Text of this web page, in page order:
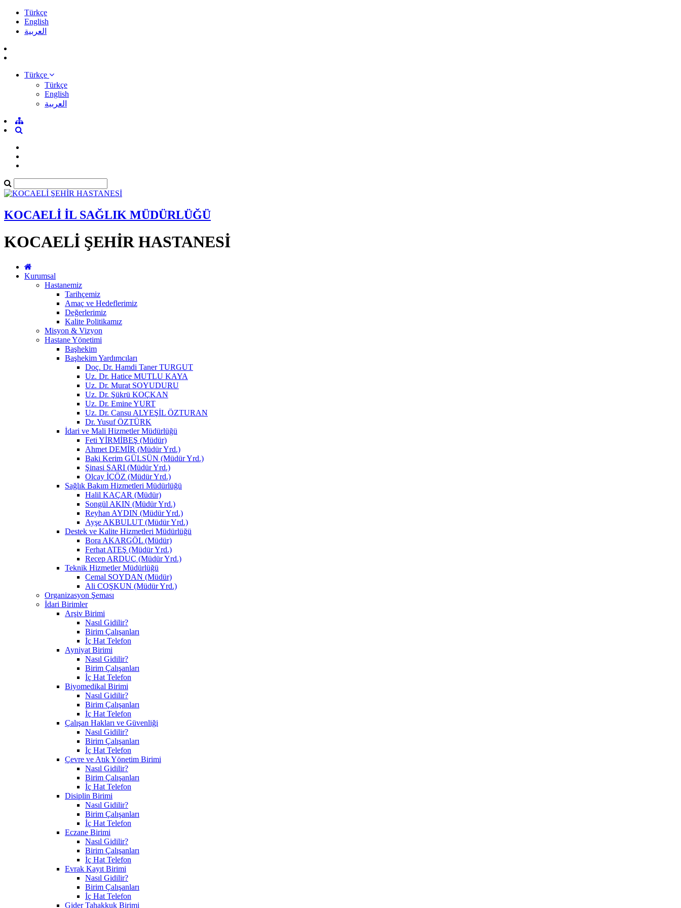
Türkçe
English
العربية
Türkçe
Türkçe
English
العربية
KOCAELİ İL SAĞLIK MÜDÜRLÜĞÜ
KOCAELİ ŞEHİR HASTANESİ
Kurumsal
Hastanemiz
Tarihçemiz
Amaç ve Hedeflerimiz
Değerlerimiz
Kalite Politikamız
Misyon & Vizyon
Hastane Yönetimi
Başhekim
Başhekim Yardımcıları
Doç. Dr. Hamdi Taner TURGUT
Uz. Dr. Hatice MUTLU KAYA
Uz. Dr. Murat SOYUDURU
Uz. Dr. Şükrü KOÇKAN
Uz. Dr. Emine YURT
Uz. Dr. Cansu ALYEŞİL ÖZTURAN
Dr. Yusuf ÖZTÜRK
İdari ve Mali Hizmetler Müdürlüğü
Feti YİRMİBEŞ (Müdür)
Ahmet DEMİR (Müdür Yrd.)
Baki Kerim GÜLSÜN (Müdür Yrd.)
Şinasi SARI (Müdür Yrd.)
Olcay İÇÖZ (Müdür Yrd.)
Sağlık Bakım Hizmetleri Müdürlüğü
Halil KAÇAR (Müdür)
Songül AKIN (Müdür Yrd.)
Reyhan AYDIN (Müdür Yrd.)
Ayşe AKBULUT (Müdür Yrd.)
Destek ve Kalite Hizmetleri Müdürlüğü
Bora AKARGÖL (Müdür)
Ferhat ATEŞ (Müdür Yrd.)
Recep ARDUÇ (Müdür Yrd.)
Teknik Hizmetler Müdürlüğü
Cemal SOYDAN (Müdür)
Ali COŞKUN (Müdür Yrd.)
Organizasyon Şeması
İdari Birimler
Arşiv Birimi
Nasıl Gidilir?
Birim Çalışanları
İç Hat Telefon
Ayniyat Birimi
Nasıl Gidilir?
Birim Çalışanları
İç Hat Telefon
Biyomedikal Birimi
Nasıl Gidilir?
Birim Çalışanları
İç Hat Telefon
Çalışan Hakları ve Güvenliği
Nasıl Gidilir?
Birim Çalışanları
İç Hat Telefon
Çevre ve Atık Yönetim Birimi
Nasıl Gidilir?
Birim Çalışanları
İç Hat Telefon
Disiplin Birimi
Nasıl Gidilir?
Birim Çalışanları
İç Hat Telefon
Eczane Birimi
Nasıl Gidilir?
Birim Çalışanları
İç Hat Telefon
Evrak Kayıt Birimi
Nasıl Gidilir?
Birim Çalışanları
İç Hat Telefon
Gider Tahakkuk Birimi